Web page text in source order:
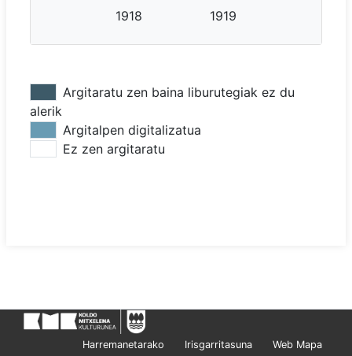
1918
1919
Argitaratu zen baina liburutegiak ez du
alerik
Argitalpen digitalizatua
Ez zen argitaratu
Harremanetarako Irisgarritasuna Web Mapa